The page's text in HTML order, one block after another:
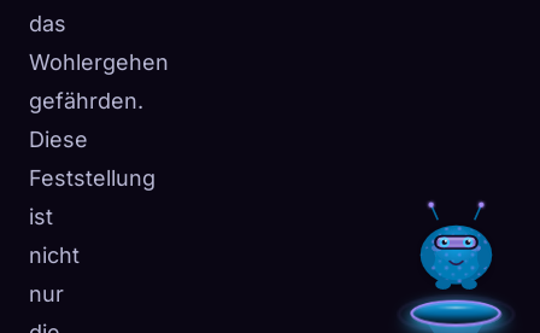
das
Wohlergehen
gefährden.
Diese
Feststellung
ist
nicht
nur